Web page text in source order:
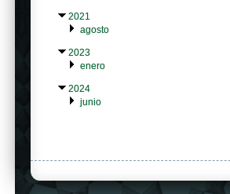
2021
agosto
2023
enero
2024
junio